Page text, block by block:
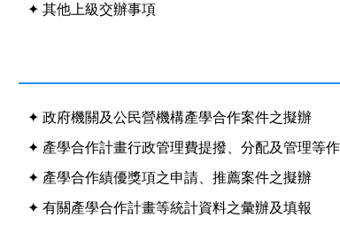
✦ 其他上級交辦事項
✦ 政府機關及公民營機構產學合作案件之擬辦
✦ 產學合作計畫行政管理費提撥、分配及管理等
✦ 產學合作績優獎項之申請、推薦案件之擬辦
✦ 有關產學合作計畫等統計資料之彙辦及填報